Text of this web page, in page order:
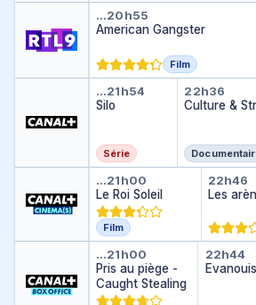
American
…20h55
American Gangster
Film
Silo
…21h54
Silo
Série
22h36
Culture &
Le Roi Soleil
…21h00
Le Roi Soleil
Film
Les
22h46
Les
Pris au piège -
…21h00
Pris au piège -
Caught Stealing
22h44
Evanouis